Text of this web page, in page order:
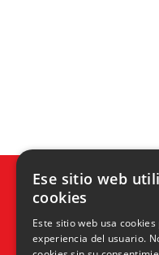
Ese sitio web
cookies
Este sitio web usa
experiencia del usuario.